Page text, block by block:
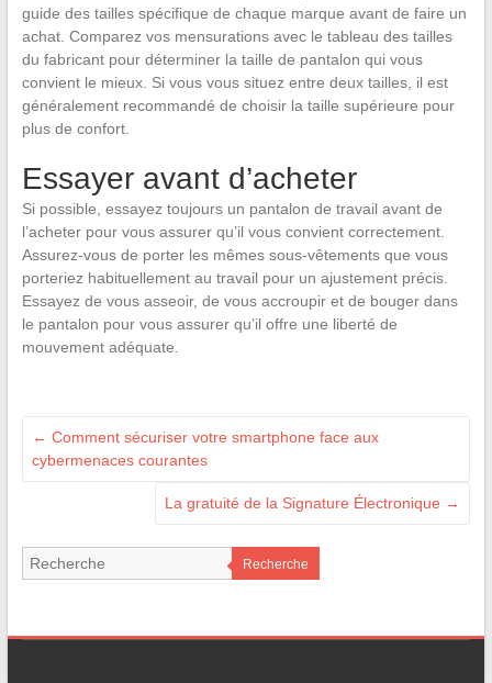
guide des tailles spécifique de chaque marque avant de faire un
achat. Comparez vos mensurations avec le tableau des tailles
du fabricant pour déterminer la taille de pantalon qui vous
convient le mieux. Si vous vous situez entre deux tailles, il est
généralement recommandé de choisir la taille supérieure pour
plus de confort.
Essayer avant d’acheter
Si possible, essayez toujours un pantalon de travail avant de
l’acheter pour vous assurer qu’il vous convient correctement.
Assurez-vous de porter les mêmes sous-vêtements que vous
porteriez habituellement au travail pour un ajustement précis.
Essayez de vous asseoir, de vous accroupir et de bouger dans
le pantalon pour vous assurer qu’il offre une liberté de
mouvement adéquate.
← Comment sécuriser votre smartphone face aux
cybermenaces courantes
La gratuité de la Signature Électronique →
Recherche